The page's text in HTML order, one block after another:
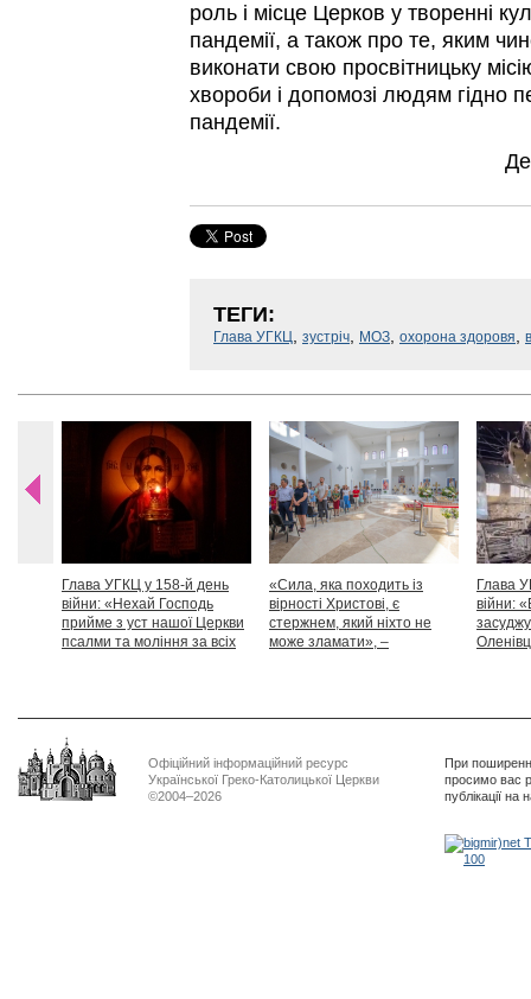
роль і місце Церков у творенні
пандемії, а також про те, яким
виконати свою просвітницьку
хвороби і допомозі людям гідно
пандемії.
ТЕГИ:
Глава УГКЦ, зустріч, МОЗ, охорона здоровя,
Глава УГКЦ у 158-й день
війни: «Нехай Господь
прийме з уст нашої Церкви
псалми та моління за всіх
«Сила, яка походить із
вірності Христові, є
стержнем, який ніхто не
може зламати», –
Глава
війни:
Офіційний інформаційний ресурс
Української Греко-Католицької Церкви
©2004–2026
При
просимо вас
публікації на